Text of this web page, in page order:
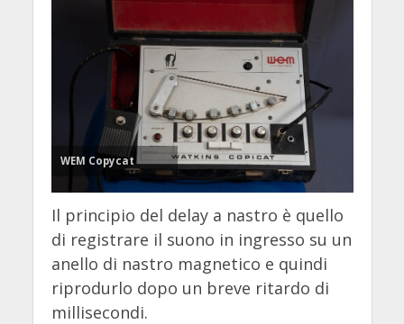
WEM Copycat
Il principio del delay a nastro è quello
di registrare il suono in ingresso su un
anello di nastro magnetico e quindi
riprodurlo dopo un breve ritardo di
millisecondi.